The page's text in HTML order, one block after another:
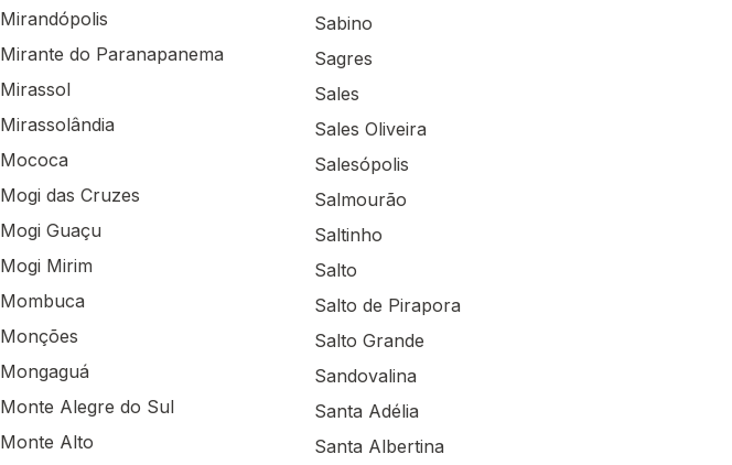
Mirandópolis
Mirante do Paranapanema
Mirassol
Mirassolândia
Mococa
Mogi das Cruzes
Mogi Guaçu
Mogi Mirim
Mombuca
Monções
Mongaguá
Monte Alegre do Sul
Monte Alto
Sabino
Sagres
Sales
Sales Oliveira
Salesópolis
Salmourão
Saltinho
Salto
Salto de Pirapora
Salto Grande
Sandovalina
Santa Adélia
Santa Albertina